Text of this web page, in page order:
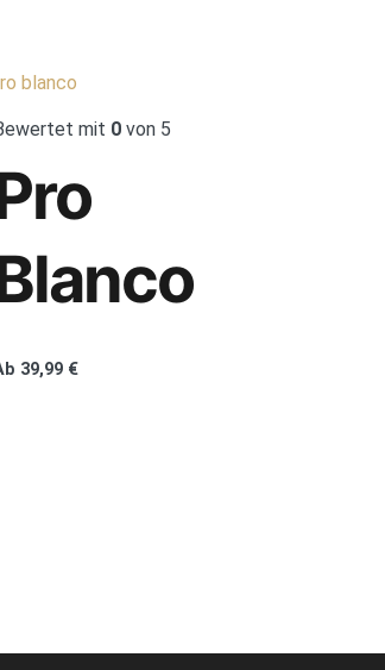
mit 0 von 5
39,99 €